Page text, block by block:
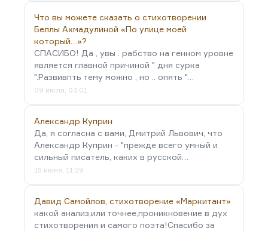
Что вы можете сказать о стихотворении
Беллы Ахмадулиной «По улице моей
который…»?
СПАСИБО! Да , увы . рабство на генном уровне
является главной причиной " дня сурка
".Развивпть тему можно , но .. опять "…
09 июля, 03:01
Александр Куприн
Да, я согласна с вами, Дмитрий Львович, что
Александр Куприн - "прежде всего умный и
сильный писатель, каких в русской…
15 июня, 11:29
Давид Самойлов, стихотворение «Маркитант»
какой анализ,или точнее,проникновение в дух
стихотворения и самого поэта!Спасибо за